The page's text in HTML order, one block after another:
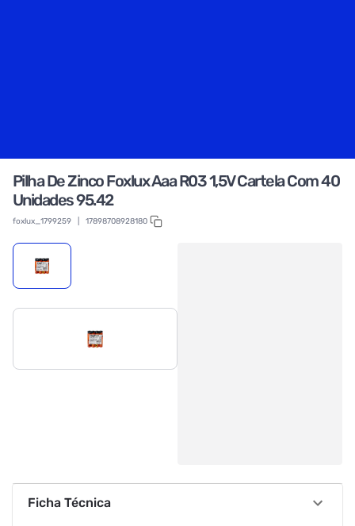
Pilha De Zinco Foxlux Aaa R03 1,5V Cartela Com 40
Unidades 95.42
foxlux_1799259 17898708928180
Ficha Técnica